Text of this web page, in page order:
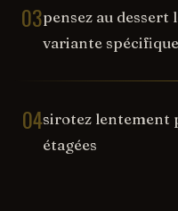
03pensez au dessert
variante spécifique
04sirotez lentement
étagées